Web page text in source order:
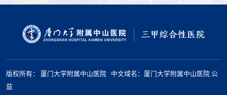
版权所有： 厦门大学附属中山医院 中文域名：厦门大学附属中山医院.公
益